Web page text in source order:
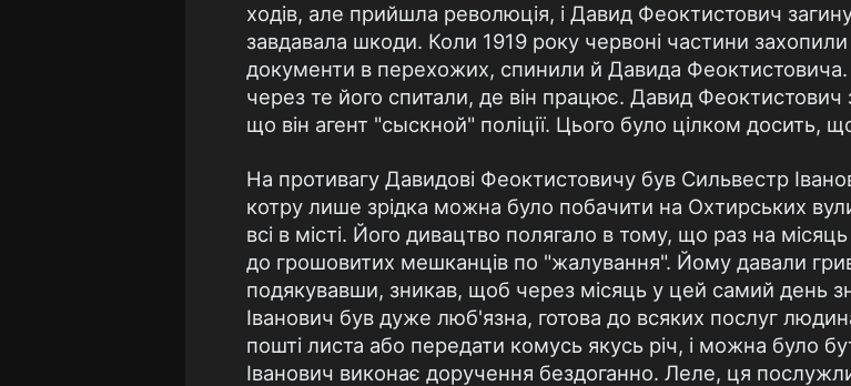
ходів, але прийшла революція, і Давид Феоктистович
завдавала шкоди. Коли 1919 року червоні частини
документи в перехожих, спинили й Давида Феоктистовича.
через те його спитали, де він працює. Давид Феоктистович
що він агент "сыскной" поліції. Цього було цілком досить,
На противагу Давидові Феоктистовичу був Сильвестр
котру лише зрідка можна було побачити на Охтирських
всі в місті. Його дивацтво полягало в тому, що раз на
до грошовитих мешканців по "жалування". Йому давали
подякувавши, зникав, щоб через місяць у цей самий день
Іванович був дуже люб'язна, готова до всяких послуг
пошті листа або передати комусь якусь річ, і можна було
Іванович виконає доручення бездоганно. Леле, ця